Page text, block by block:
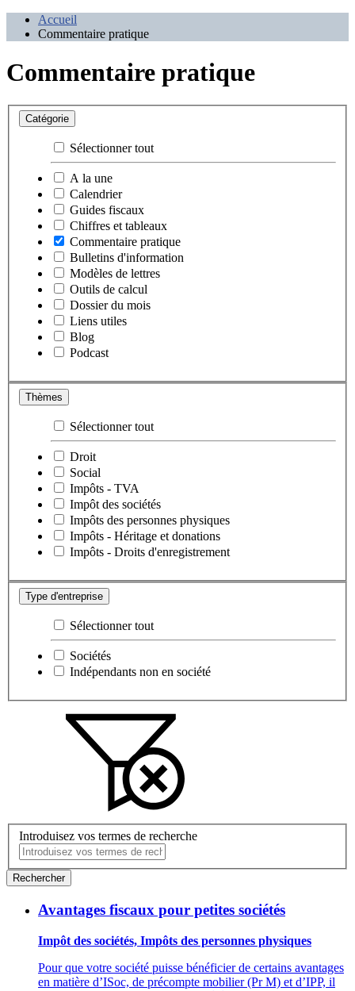
Accueil
Commentaire pratique
Commentaire pratique
Catégorie
Sélectionner tout
A la une
Calendrier
Guides fiscaux
Chiffres et tableaux
Commentaire pratique
Bulletins d'information
Modèles de lettres
Outils de calcul
Dossier du mois
Liens utiles
Blog
Podcast
Thèmes
Sélectionner tout
Droit
Social
Impôts - TVA
Impôt des sociétés
Impôts des personnes physiques
Impôts - Héritage et donations
Impôts - Droits d'enregistrement
Type d'entreprise
Sélectionner tout
Sociétés
Indépendants non en société
Introduisez vos termes de recherche
Rechercher
Avantages fiscaux pour petites sociétés
Impôt des sociétés, Impôts des personnes physiques
Pour que votre société puisse bénéficier de certains avantages
en matière d’ISoc, de précompte mobilier (Pr M) et d’IPP, il